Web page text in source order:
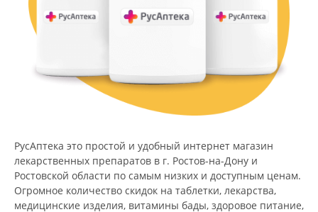
РусАптека это простой и удобный интернет магазин
лекарственных препаратов в г. Ростов-на-Дону и
Ростовской области по самым низких и доступным ценам.
Огромное количество скидок на таблетки, лекарства,
медицинские изделия, витамины бады, здоровое питание,